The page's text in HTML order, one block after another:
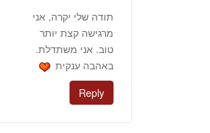
תודה שלי יקרה, אני
מרגישה קצת יותר
טוב. אני משתדלת.
באהבה ענקית
Reply